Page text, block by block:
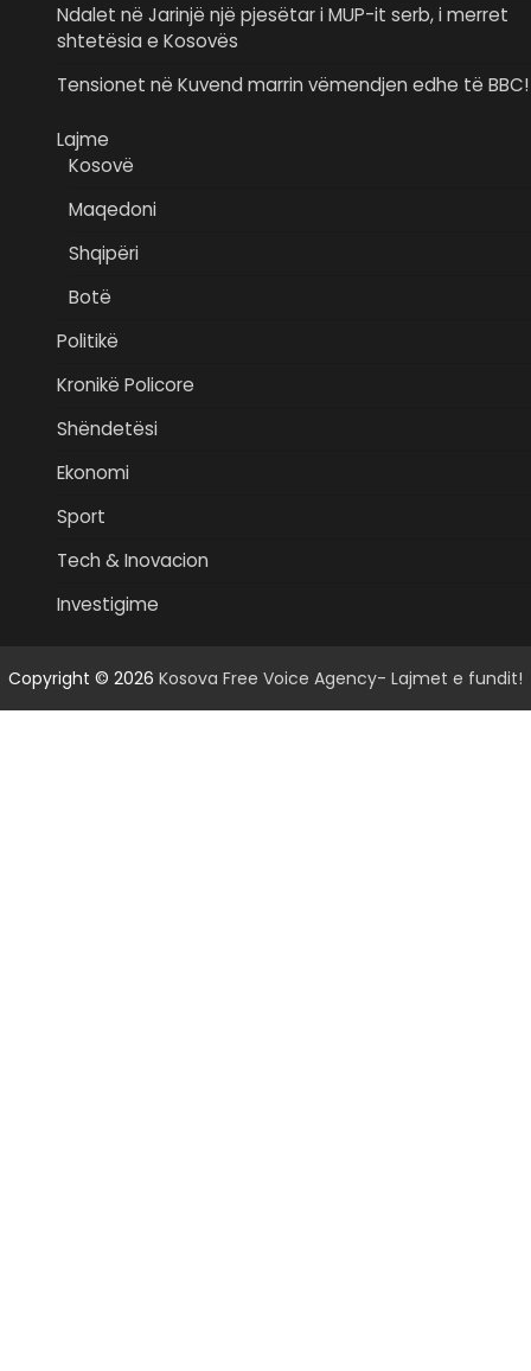
Ndalet në Jarinjë një pjesëtar i MUP-it serb, i merret
shtetësia e Kosovës
Tensionet në Kuvend marrin vëmendjen edhe të BBC!
Lajme
Kosovë
Maqedoni
Shqipëri
Botë
Politikë
Kronikë Policore
Shëndetësi
Ekonomi
Sport
Tech & Inovacion
Investigime